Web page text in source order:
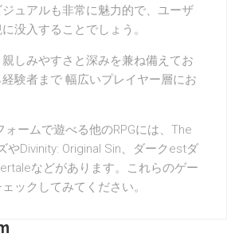
ュアルも非常に魅力的で、ユーザ
没入することでしょう。
しみやすさと深みを兼ね備えてお
験者まで 幅広いプレイヤー層にお
ォームで遊べる他のRPGには、The
やDivinity: Original Sin、ダークestダ
などがあります。これらのゲー
ックしてみてください。